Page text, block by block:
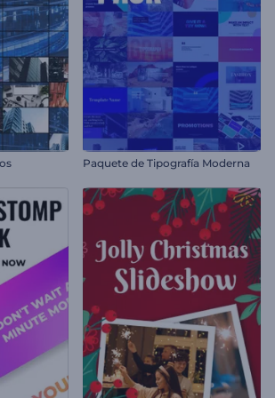
Paquete de Tipografía Moderna